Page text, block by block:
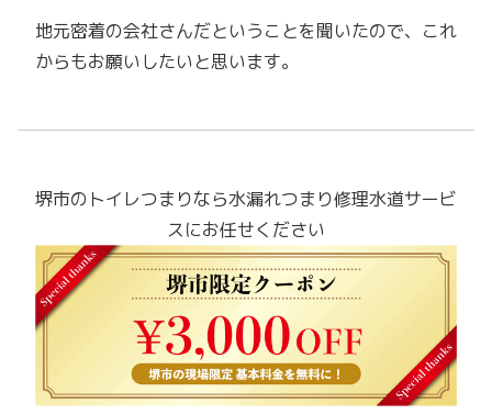
地元密着の会社さんだということを聞いたので、これ
からもお願いしたいと思います。
堺市のトイレつまりなら水漏れつまり修理水道サービ
スにお任せください